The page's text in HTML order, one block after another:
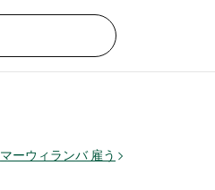
マーウィランバ 雇う